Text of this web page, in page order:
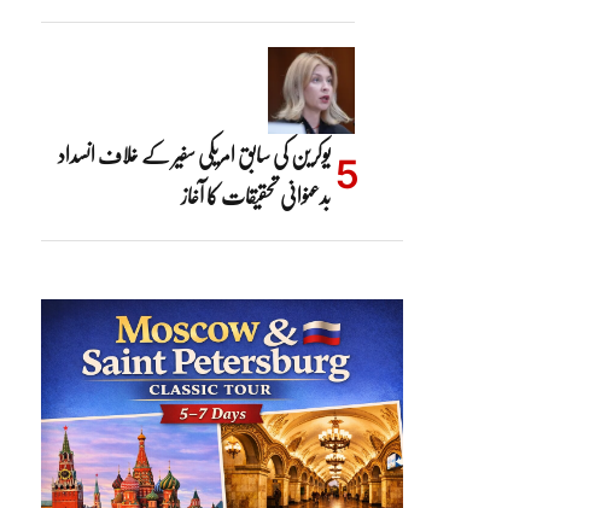
یوکرین کی سابق امریکی سفیر کے خلاف انسداد
بدعنوانی تحقیقات کا آغاز